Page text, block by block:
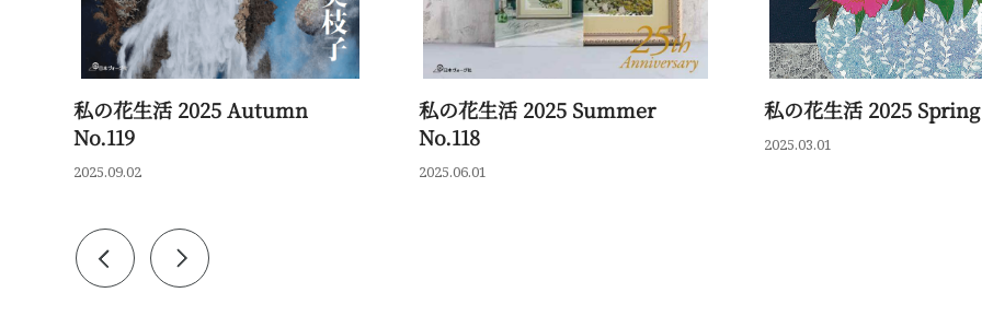
私の花生活 2025 Autumn
No.119
2025.09.02
私の花生活 2025 Summer
No.118
2025.06.01
私の花生活 2025
2025.03.01